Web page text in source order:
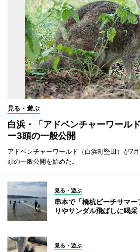
見る・遊ぶ
白浜・「アドベンチャーワール
ー3頭の一般公開
アドベンチャーワールド（白浜町堅田）が7
頭の一般公開を始めた。
見る・遊ぶ
串本で「橋杭ビーチサマ
りやサンダル飛ばしに喝采
見る・遊ぶ